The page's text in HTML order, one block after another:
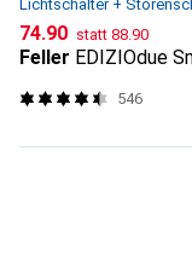
Lichtschalter +
CHF
74.90 statt CHF
88.90
Feller EDIZIOdue
546